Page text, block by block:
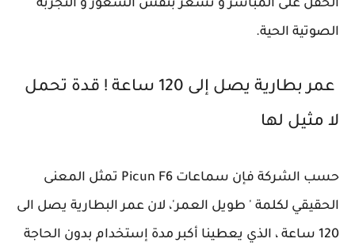
الحفل على المباشر و تشعر بنفس الشعور و التجربة
الصوتية الحية.
عمر بطارية يصل إلى 120 ساعة ! قدة تحمل
لا مثيل لها
حسب الشركة فإن سماعات Picun F6 تمثل المعنى
الحقيقي لكلمة ' طويل العمر'، لان عمر البطارية يصل الى
120 ساعة ، الذي يعطينا أكبر مدة إستخدام بدون الحاجة